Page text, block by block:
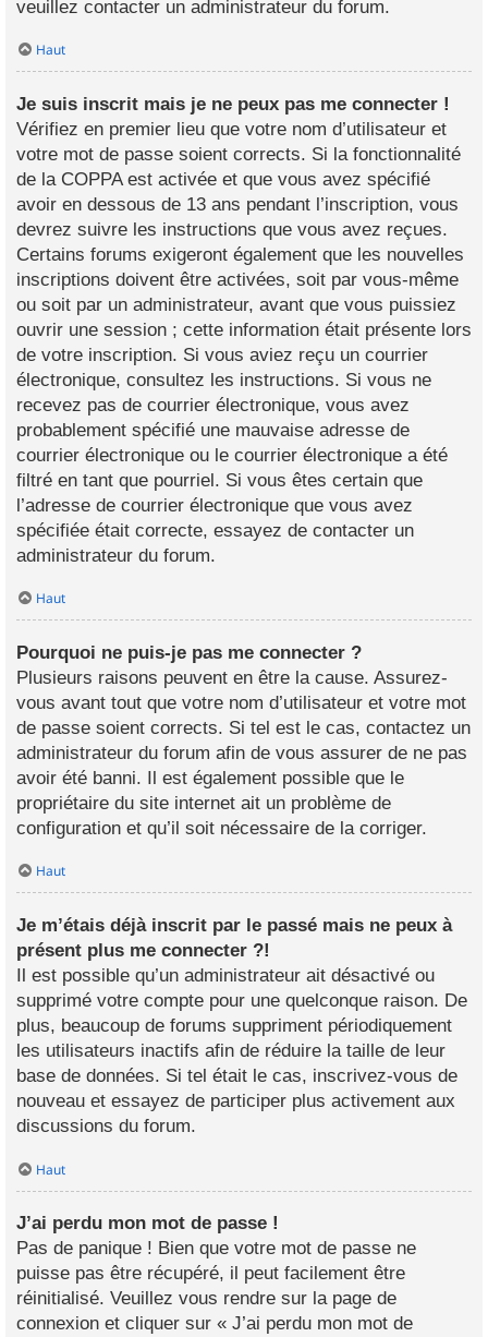
veuillez contacter un administrateur du forum.
Haut
Je suis inscrit mais je ne peux pas me connecter !
Vérifiez en premier lieu que votre nom d’utilisateur et
votre mot de passe soient corrects. Si la fonctionnalité
de la COPPA est activée et que vous avez spécifié
avoir en dessous de 13 ans pendant l’inscription, vous
devrez suivre les instructions que vous avez reçues.
Certains forums exigeront également que les nouvelles
inscriptions doivent être activées, soit par vous-même
ou soit par un administrateur, avant que vous puissiez
ouvrir une session ; cette information était présente lors
de votre inscription. Si vous aviez reçu un courrier
électronique, consultez les instructions. Si vous ne
recevez pas de courrier électronique, vous avez
probablement spécifié une mauvaise adresse de
courrier électronique ou le courrier électronique a été
filtré en tant que pourriel. Si vous êtes certain que
l’adresse de courrier électronique que vous avez
spécifiée était correcte, essayez de contacter un
administrateur du forum.
Haut
Pourquoi ne puis-je pas me connecter ?
Plusieurs raisons peuvent en être la cause. Assurez-
vous avant tout que votre nom d’utilisateur et votre mot
de passe soient corrects. Si tel est le cas, contactez un
administrateur du forum afin de vous assurer de ne pas
avoir été banni. Il est également possible que le
propriétaire du site internet ait un problème de
configuration et qu’il soit nécessaire de la corriger.
Haut
Je m’étais déjà inscrit par le passé mais ne peux à
présent plus me connecter ?!
Il est possible qu’un administrateur ait désactivé ou
supprimé votre compte pour une quelconque raison. De
plus, beaucoup de forums suppriment périodiquement
les utilisateurs inactifs afin de réduire la taille de leur
base de données. Si tel était le cas, inscrivez-vous de
nouveau et essayez de participer plus activement aux
discussions du forum.
Haut
J’ai perdu mon mot de passe !
Pas de panique ! Bien que votre mot de passe ne
puisse pas être récupéré, il peut facilement être
réinitialisé. Veuillez vous rendre sur la page de
connexion et cliquer sur « J’ai perdu mon mot de